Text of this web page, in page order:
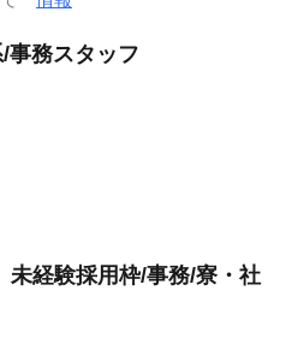
事務スタッフ
未経験採用枠/事務/寮・社